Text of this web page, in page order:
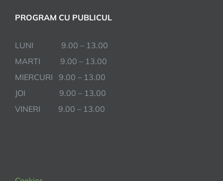
PROGRAM CU PUBLICUL
LUNI 9.00 – 13.00
MARTI 9.00 – 13.00
MIERCURI 9.00 – 13.00
JOI 9.00 – 13.00
VINERI 9.00 – 13.00